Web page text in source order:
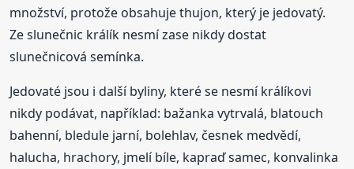
množství, protože obsahuje thujon, který je jedovatý.
Ze slunečnic králík nesmí zase nikdy dostat
slunečnicová semínka.
Jedovaté jsou i další byliny, které se nesmí králíkovi
nikdy podávat, například: bažanka vytrvalá, blatouch
bahenní, bledule jarní, bolehlav, česnek medvědí,
halucha, hrachory, jmelí bíle, kapraď samec, konvalinka